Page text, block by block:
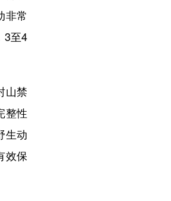
非常
3至4
山禁
整性
生动
效保